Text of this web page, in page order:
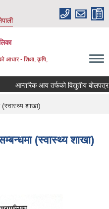
आधार - शिक्षा, कृषि,
आन्तरिक आय तर्फको विद्युतीय बोलपत्र
(स्वास्थ्य शाखा)
(स्वास्थ्य शाखा)